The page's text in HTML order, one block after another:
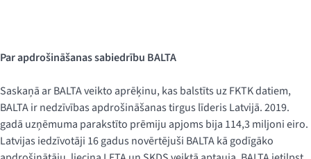
Par apdrošināšanas sabiedrību BALTA
Saskaņā ar BALTA veikto aprēķinu, kas balstīts uz FKTK datiem,
BALTA ir nedzīvības apdrošināšanas tirgus līderis Latvijā. 2019.
gadā uzņēmuma parakstīto prēmiju apjoms bija 114,3 miljoni eiro.
Latvijas iedzīvotāji 16 gadus novērtējuši BALTA kā godīgāko